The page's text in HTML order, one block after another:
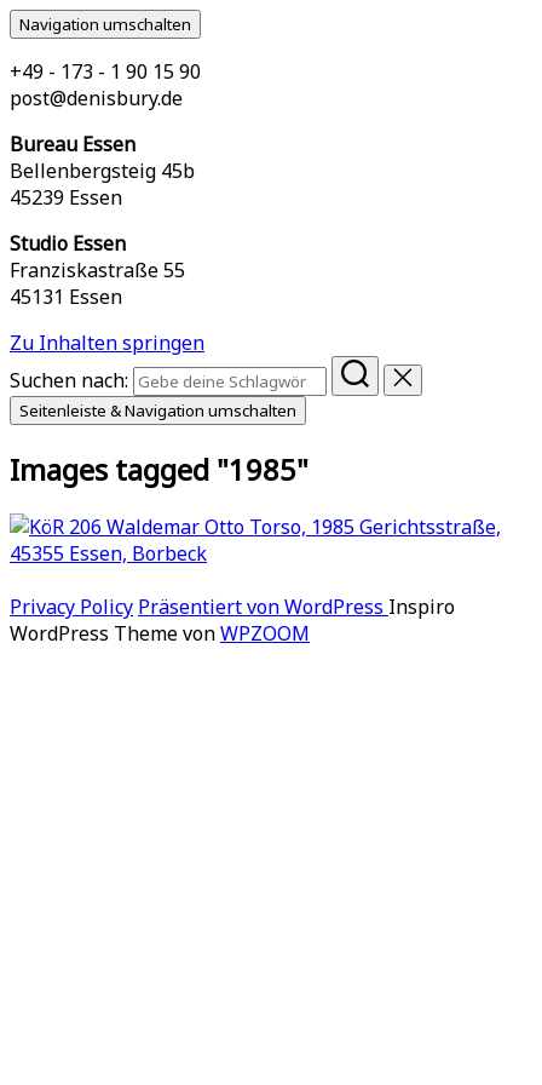
Navigation umschalten
+49 - 173 - 1 90 15 90
post@denisbury.de
Bureau Essen
Bellenbergsteig 45b
45239 Essen
Studio Essen
Franziskastraße 55
45131 Essen
Zu Inhalten springen
Suchen nach:
Seitenleiste & Navigation umschalten
Images tagged "1985"
Privacy Policy Präsentiert von WordPress Inspiro
WordPress Theme vonWPZOOM